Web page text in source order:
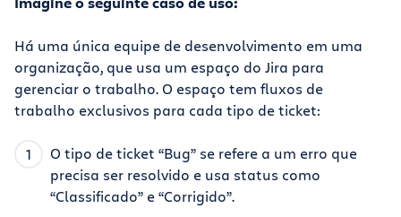
Há uma única equipe de desenvolvimento em uma
organização, que usa um espaço do Jira para
gerenciar o trabalho. O espaço tem fluxos de
trabalho exclusivos para cada tipo de ticket:
O tipo de ticket “Bug” se refere a um erro que
precisa ser resolvido e usa status como
“Classificado” e “Corrigido”.